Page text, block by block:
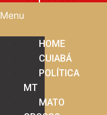
Menu
HOME
CUIABÁ
POLÍTICA
MT
MATO